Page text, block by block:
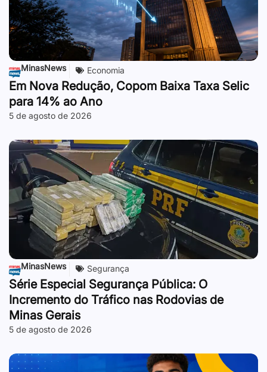
MinasNews Economia
Em Nova Redução, Copom Baixa Taxa Selic
para 14% ao Ano
5 de agosto de 2026
MinasNews Segurança
Série Especial Segurança Pública: O
Incremento do Tráfico nas Rodovias de
Minas Gerais
5 de agosto de 2026